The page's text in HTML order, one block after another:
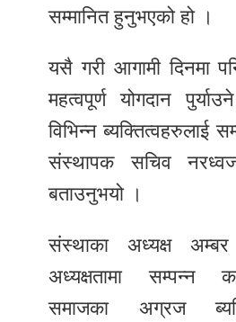
सम्मानित हुनुभएको हो ।
यसै गरी आगामी दिनमा
महत्वपूर्ण योगदान
विभिन्न ब्यक्तित्वहरुलाई
संस्थापक सचिव नरध्वज
बताउनुभयो ।
संस्थाका अध्यक्ष
अध्यक्षतामा सम्पन्न
समाजका अग्रज